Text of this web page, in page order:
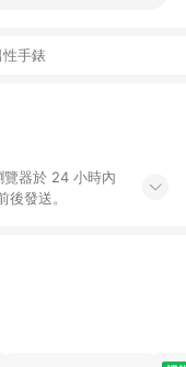
性手錶
覽器於 24 小時內
發送。